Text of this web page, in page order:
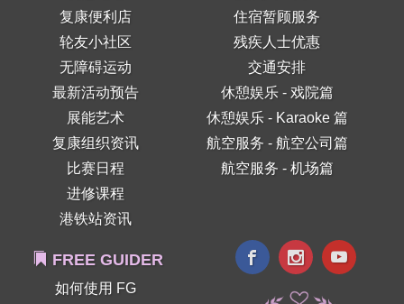
复康便利店
轮友小社区
无障碍运动
最新活动预告
展能艺术
复康组织资讯
比赛日程
进修课程
港铁站资讯
住宿暂顾服务
残疾人士优惠
交通安排
休憩娱乐 - 戏院篇
休憩娱乐 - Karaoke 篇
航空服务 - 航空公司篇
航空服务 - 机场篇
FREE GUIDER
如何使用 FG